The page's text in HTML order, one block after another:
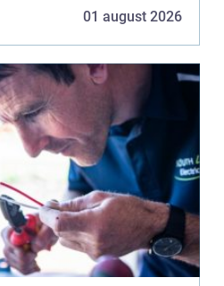
01 august 2026